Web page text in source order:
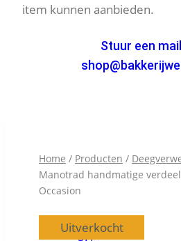
item kunnen aanbieden.
Stuur een
Home / Producten /
Manotrad handmatige
Occasion